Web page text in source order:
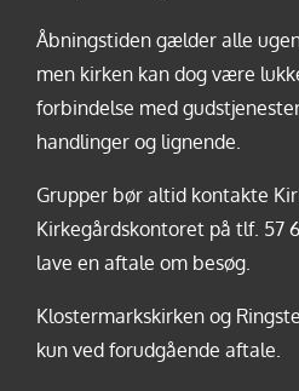
Åbningstiden gælder alle
men kirken kan dog være
forbindelse med
handlinger og lignende.
Grupper bør altid kontakte
Kirkegårdskontoret på tlf. 57
lave en aftale om besøg.
Klostermarkskirken og
kun ved forudgående aftale.